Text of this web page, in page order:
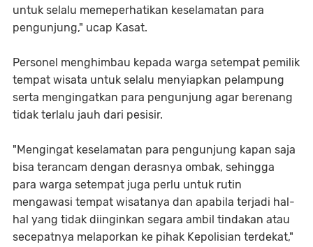
untuk selalu memeperhatikan keselamatan para
pengunjung," ucap Kasat.
Personel menghimbau kepada warga setempat pemilik
tempat wisata untuk selalu menyiapkan pelampung
serta mengingatkan para pengunjung agar berenang
tidak terlalu jauh dari pesisir.
"Mengingat keselamatan para pengunjung kapan saja
bisa terancam dengan derasnya ombak, sehingga
para warga setempat juga perlu untuk rutin
mengawasi tempat wisatanya dan apabila terjadi hal-
hal yang tidak diinginkan segara ambil tindakan atau
secepatnya melaporkan ke pihak Kepolisian terdekat,"